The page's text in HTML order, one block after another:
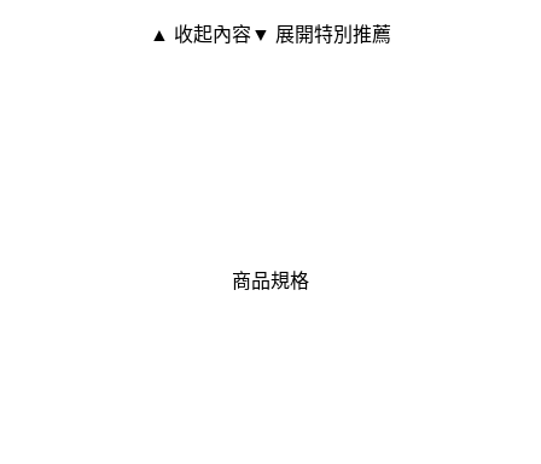
▲ 收起內容▼ 展開特別推薦
商品規格